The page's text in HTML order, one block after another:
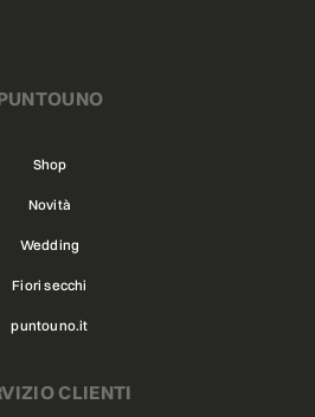
Shop
Novità
Wedding
Fiori secchi
puntouno.it
CLIENTI